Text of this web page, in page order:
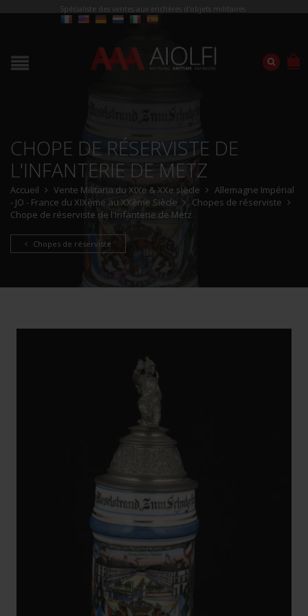
Spécialiste des ventes aux enchères d'objets militaires
CHOPE DE RÉSERVISTE DE
L'INFANTERIE DE METZ
Accueil Vente Militaria du XIXe & XXe siècle
Allemagne Impérial
- JO - France du XIXème au XXème Siècle
Chopes de réserviste
Chope de réserviste de l'Infanterie de Metz
Chopes de réserviste